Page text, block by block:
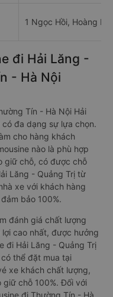
1 Ngọc Hồi, Hoàng
đi Hải Lăng -
- Hà Nội
Tín - Hà Nội Hải
đa dạng sự lựa chọn.
cho hàng khách
nào là phù hợp
giữ chỗ, có được chỗ
Lăng - Quảng Trị từ
xe với khách hàng
bảo 100%.
đánh giá chất lượng
cao nhất, được hưởng
đi Hải Lăng - Quảng Trị
thể đặt mua tại
xe khách chất lượng,
giữ chỗ 100%. Đối với
đi Thường Tín - Hà